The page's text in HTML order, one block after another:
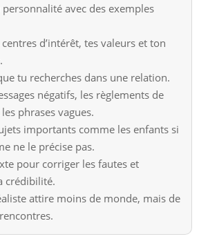
personnalité avec des exemples
d’intérêt, tes valeurs et ton
tu recherches dans une relation.
négatifs, les règlements de
phrases vagues.
importants comme les enfants si
ne le précise pas.
pour corriger les fautes et
crédibilité.
attire moins de monde, mais de